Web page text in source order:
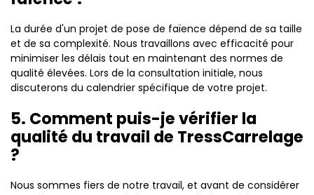
La durée d'un projet de pose de faïence dépend de sa taille
et de sa complexité. Nous travaillons avec efficacité pour
minimiser les délais tout en maintenant des normes de
qualité élevées. Lors de la consultation initiale, nous
discuterons du calendrier spécifique de votre projet.
5. Comment puis-je vérifier la
qualité du travail de TressCarrelage
?
Nous sommes fiers de notre travail, et avant de considérer